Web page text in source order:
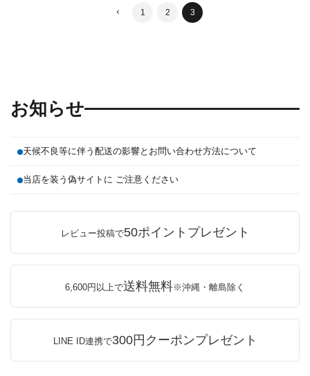
1 2 3
お知らせ
天候不良等に伴う配送の影響とお問い合わせ方法について
当店を装う偽サイトに ご注意ください
レビュー投稿で50ポイントプレゼント
6,600円以上で送料無料※沖縄・離島除く
LINE ID連携で300円クーポンプレゼント